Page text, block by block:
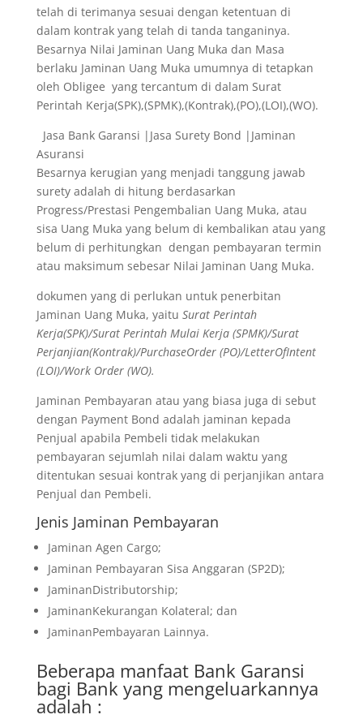
telah di terimanya sesuai dengan ketentuan di
dalam kontrak yang telah di tanda tanganinya.
Besarnya Nilai Jaminan Uang Muka dan Masa
berlaku Jaminan Uang Muka umumnya di tetapkan
oleh Obligee yang tercantum di dalam Surat
Perintah Kerja(SPK),(SPMK),(Kontrak),(PO),(LOI),(WO).
Jasa Bank Garansi |Jasa Surety Bond |Jaminan
Asuransi
Besarnya kerugian yang menjadi tanggung jawab
surety adalah di hitung berdasarkan
Progress/Prestasi Pengembalian Uang Muka, atau
sisa Uang Muka yang belum di kembalikan atau yang
belum di perhitungkan dengan pembayaran termin
atau maksimum sebesar Nilai Jaminan Uang Muka.
dokumen yang di perlukan untuk penerbitan
Jaminan Uang Muka, yaitu Surat Perintah
Kerja(SPK)/Surat Perintah Mulai Kerja (SPMK)/Surat
Perjanjian(Kontrak)/PurchaseOrder (PO)/LetterOfIntent
(LOI)/Work Order (WO).
Jaminan Pembayaran atau yang biasa juga di sebut
dengan Payment Bond adalah jaminan kepada
Penjual apabila Pembeli tidak melakukan
pembayaran sejumlah nilai dalam waktu yang
ditentukan sesuai kontrak yang di perjanjikan antara
Penjual dan Pembeli.
Jenis Jaminan Pembayaran
Jaminan Agen Cargo;
Jaminan Pembayaran Sisa Anggaran (SP2D);
JaminanDistributorship;
JaminanKekurangan Kolateral; dan
JaminanPembayaran Lainnya.
Beberapa manfaat Bank Garansi
bagi Bank yang mengeluarkannya
adalah :